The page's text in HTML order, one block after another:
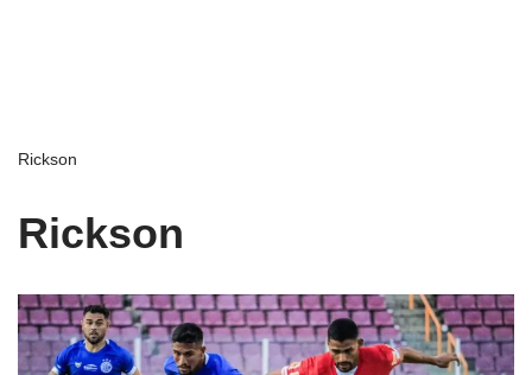
Rickson
Rickson